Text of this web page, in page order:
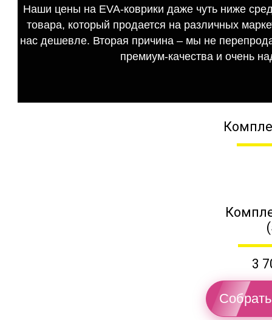
Наши цены на EVA-коврики даже чуть ниже
товара, который продается на различных
нас дешевле. Вторая причина – мы не
премиум-качества и очень
3